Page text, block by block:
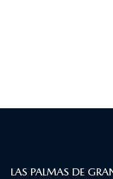
LAS PALMAS DE